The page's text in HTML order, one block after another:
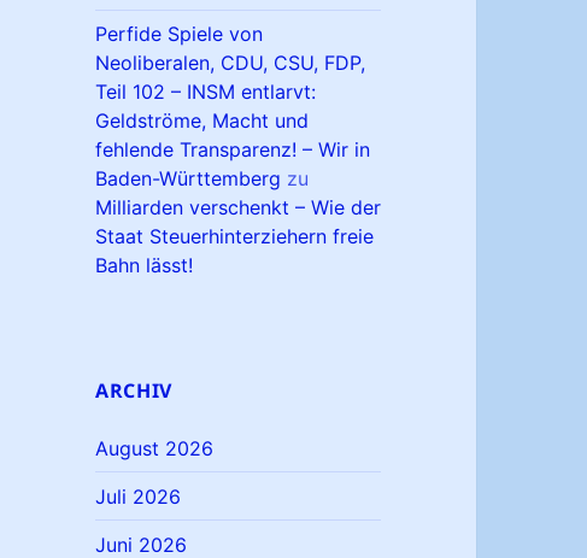
Perfide Spiele von
Neoliberalen, CDU, CSU, FDP,
Teil 102 – INSM entlarvt:
Geldströme, Macht und
fehlende Transparenz! – Wir in
Baden-Württemberg zu
Milliarden verschenkt – Wie der
Staat Steuerhinterziehern freie
Bahn lässt!
ARCHIV
August 2026
Juli 2026
Juni 2026